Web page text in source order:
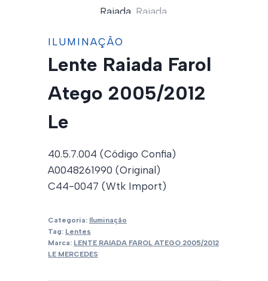
ILUMINAÇÃO
Lente Raiada Farol
Atego 2005/2012
Le
40.5.7.004 (Código Confia)
A0048261990 (Original)
C44-0047 (Wtk Import)
Categoria: Iluminação
Tag: Lentes
Marca: LENTE RAIADA FAROL ATEGO 2005/2012
LE MERCEDES